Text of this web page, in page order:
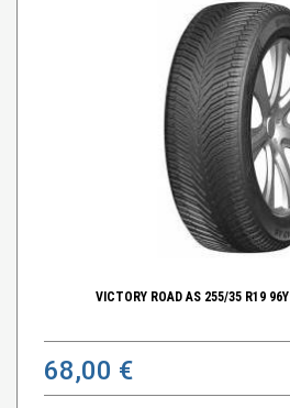
VICTORY ROAD AS 255/35 R19 96Y
68,00 €